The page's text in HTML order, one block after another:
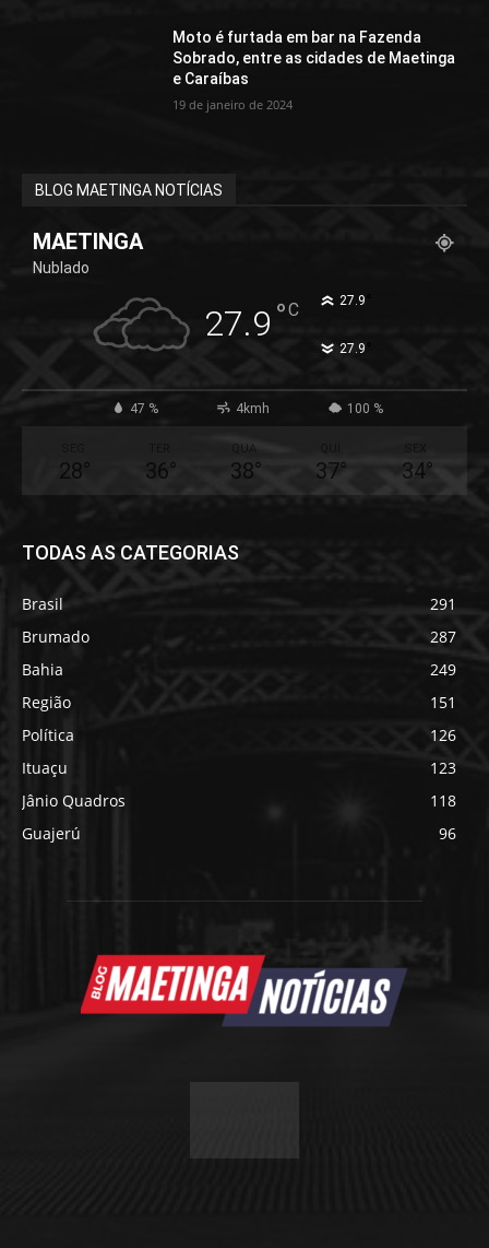
Moto é furtada em bar na Fazenda
Sobrado, entre as cidades de Maetinga
e Caraíbas
19 de janeiro de 2024
BLOG MAETINGA NOTÍCIAS
MAETINGA
Nublado
27.9 °C 27.9
27.9
47 % 4kmh 100 %
28° 36°
QUA
38° 37° 34°
TODAS AS CATEGORIAS
Brasil
291
Brumado
287
Bahia
249
Região
151
Política
126
Ituaçu
123
Jânio Quadros
118
Guajerú
96